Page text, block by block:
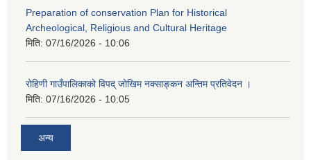
Preparation of conservation Plan for Historical
Archeological, Religious and Cultural Heritage
मिति: 07/16/2026 - 10:06
रोहिणी गाउँपालिकाको विपद् जोखिम नक्साङ्कन अन्तिम प्रतिवेदन ।
मिति: 07/16/2026 - 10:05
अन्य